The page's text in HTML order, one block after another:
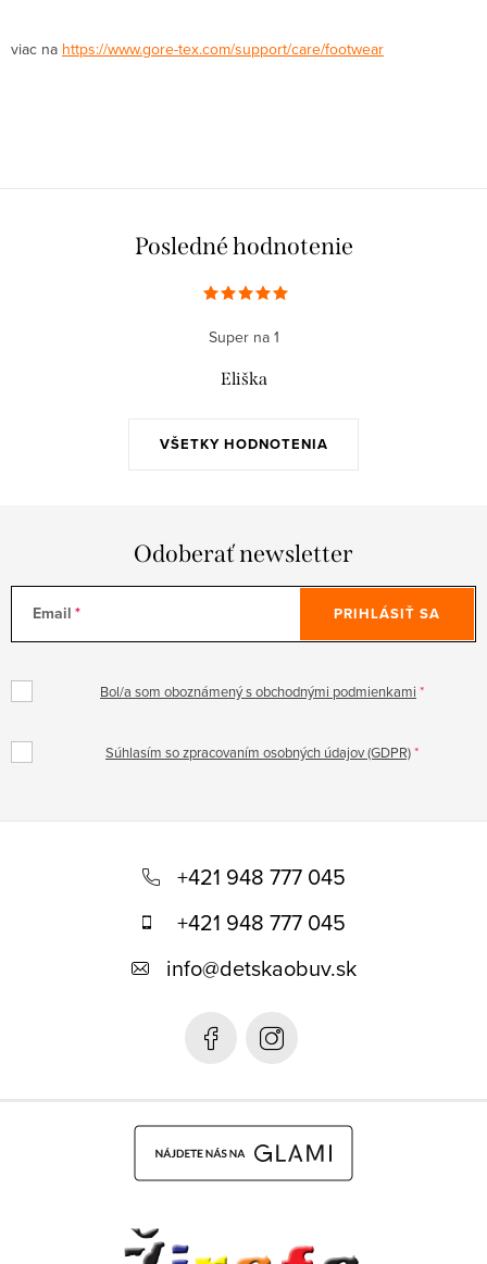
viac na https://www.gore-tex.com/support/care/footwear
Posledné hodnotenie
VŠETKY HODNOTENIA
Super na 1
Eliška
Odoberať newsletter
Email
Bol/a som oboznámený s obchodnými podmienkami
Súhlasím so zpracovaním osobných údajov (GDPR)
PRIHLÁSIŤ SA
+421 948 777 045
+421 948 777 045
info@detskaobuv.sk